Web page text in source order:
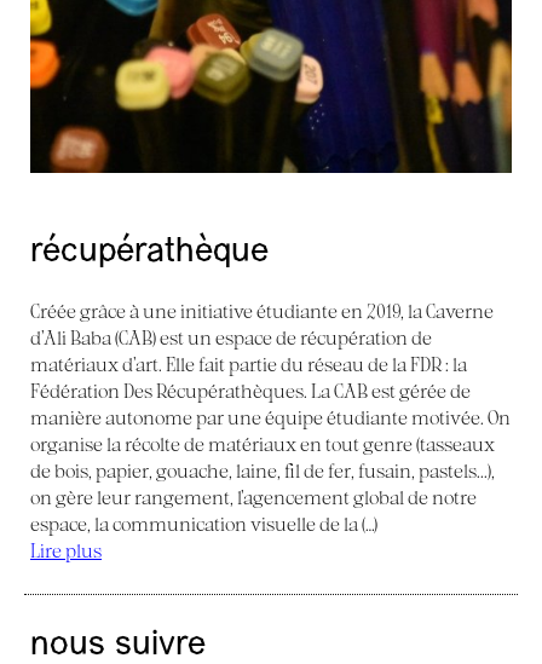
récupérathèque
Créée grâce à une initiative étudiante en 2019, la Caverne
d’Ali Baba (CAB) est un espace de récupération de
matériaux d’art. Elle fait partie du réseau de la FDR : la
Fédération Des Récupérathèques. La CAB est gérée de
manière autonome par une équipe étudiante motivée. On
organise la récolte de matériaux en tout genre (tasseaux
de bois, papier, gouache, laine, fil de fer, fusain, pastels...),
on gère leur rangement, l’agencement global de notre
espace, la communication visuelle de la (…)
Lire plus
nous suivre